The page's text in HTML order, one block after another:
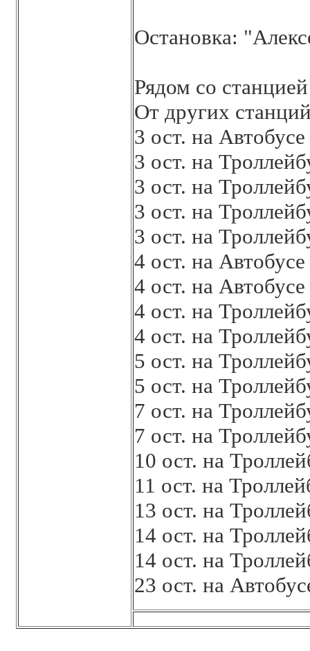
Остановка:
Рядом со
От других
3 ост. на
3 ост. на
3 ост. на
3 ост. на
3 ост. на
4 ост. на
4 ост. на
4 ост. на
4 ост. на
5 ост. на
5 ост. на
7 ост. на
7 ост. на
10 ост. на
11 ост. на
13 ост. на
14 ост. на
14 ост. на
23 ост. на